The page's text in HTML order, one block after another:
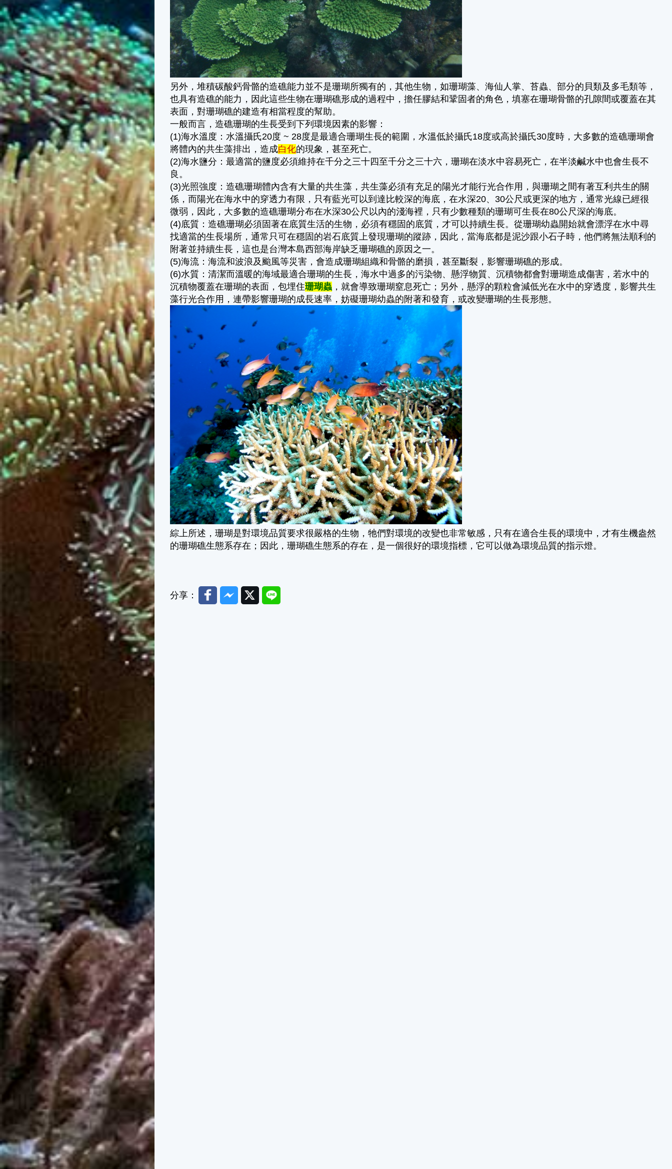
另外，堆積碳酸鈣骨骼的造礁能力並不是珊瑚所獨有的，其他生物，如珊瑚藻、海仙人掌、苔蟲、部分的貝類及多毛類等，
也具有造礁的能力，因此這些生物在珊瑚礁形成的過程中，擔任膠結和鞏固者的角色，填塞在珊瑚骨骼的孔隙間或覆蓋在其
表面，對珊瑚礁的建造有相當程度的幫助。
一般而言，造礁珊瑚的生長受到下列環境因素的影響：
(1)海水溫度：水溫攝氏20度 ~ 28度是最適合珊瑚生長的範圍，水溫低於攝氏18度或高於攝氏30度時，大多數的造礁珊瑚會
將體內的共生藻排出，造成白化的現象，甚至死亡。
(2)海水鹽分：最適當的鹽度必須維持在千分之三十四至千分之三十六，珊瑚在淡水中容易死亡，在半淡鹹水中也會生長不
良。
(3)光照強度：造礁珊瑚體內含有大量的共生藻，共生藻必須有充足的陽光才能行光合作用，與珊瑚之間有著互利共生的關
係，而陽光在海水中的穿透力有限，只有藍光可以到達比較深的海底，在水深20、30公尺或更深的地方，通常光線已經很
微弱，因此，大多數的造礁珊瑚分布在水深30公尺以內的淺海裡，只有少數種類的珊瑚可生長在80公尺深的海底。
(4)底質：造礁珊瑚必須固著在底質生活的生物，必須有穩固的底質，才可以持續生長。從珊瑚幼蟲開始就會漂浮在水中尋
找適當的生長場所，通常只可在穩固的岩石底質上發現珊瑚的蹤跡，因此，當海底都是泥沙跟小石子時，他們將無法順利的
附著並持續生長，這也是台灣本島西部海岸缺乏珊瑚礁的原因之一。
(5)海流：海流和波浪及颱風等災害，會造成珊瑚組織和骨骼的磨損，甚至斷裂，影響珊瑚礁的形成。
(6)水質：清潔而溫暖的海域最適合珊瑚的生長，海水中過多的污染物、懸浮物質、沉積物都會對珊瑚造成傷害，若水中的
沉積物覆蓋在珊瑚的表面，包埋住珊瑚蟲 ，就會導致珊瑚窒息死亡；另外，懸浮的顆粒會減低光在水中的穿透度，影響共生
藻行光合作用，連帶影響珊瑚的成長速率，妨礙珊瑚幼蟲的附著和發育，或改變珊瑚的生長形態。
綜上所述，珊瑚是對環境品質要求很嚴格的生物，牠們對環境的改變也非常敏感，只有在適合生長的環境中，才有生機盎然
的珊瑚礁生態系存在；因此，珊瑚礁生態系的存在，是一個很好的環境指標，它可以做為環境品質的指示燈。
分享： FacebookMessenger
TwitterLine